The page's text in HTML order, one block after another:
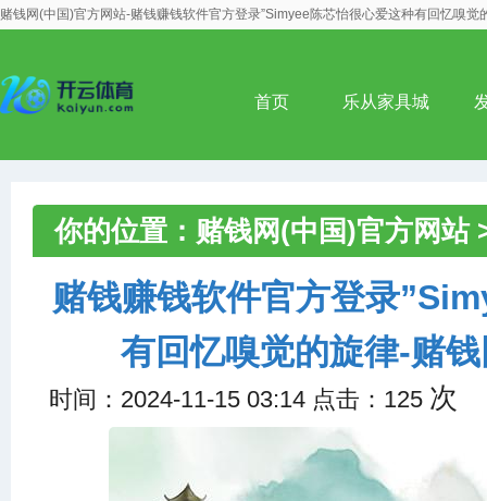
赌钱网(中国)官方网站-赌钱赚钱软件官方登录”Simyee陈芯怡很心爱这种有回忆嗅觉
首页 乐从家具城
你的位置： 赌钱网(中国)官方网站
官方登录”Simyee陈芯怡很心爱
(中国)官方网站
赌钱赚钱软件官方登录
有回忆嗅觉的旋律-赌
时间：2024-11-15 03:14 点击：125 次